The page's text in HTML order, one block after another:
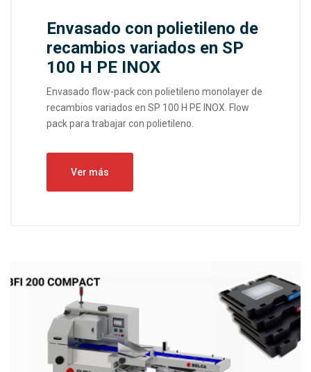
Envasado con polietileno de
recambios variados en SP
100 H PE INOX
Envasado flow-pack con polietileno monolayer de
recambios variados en SP 100 H PE INOX. Flow
pack para trabajar con polietileno.
Ver más